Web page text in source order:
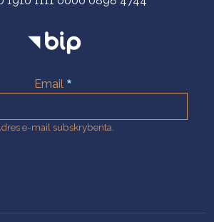
Email
e-mail subskrybenta.